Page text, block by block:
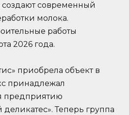
создают современный
молока.
работы
2026 года.
приобрела объект в
принадлежал
предприятию
Теперь группа